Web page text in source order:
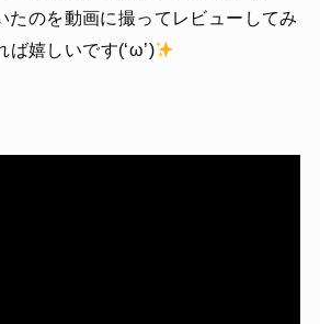
たのを動画に撮ってレビューしてみ
ば嬉しいです(‘ω’)